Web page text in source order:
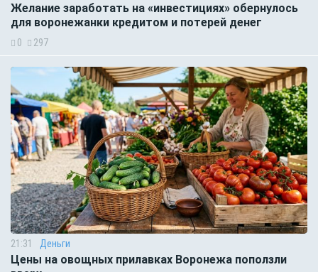
Желание заработать на «инвестициях» обернулось
для воронежанки кредитом и потерей денег
0 297
21:31 Деньги
Цены на овощных прилавках Воронежа поползли